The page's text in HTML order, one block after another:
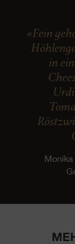
«Fein
in